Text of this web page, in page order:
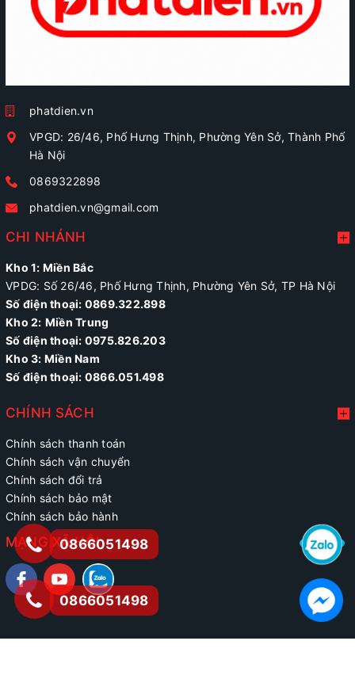
phatdien.vn
VPGD: 26/46, Phố Hưng Thịnh, Phường Yên Sở, Thành Phố
Hà Nội
0869322898
phatdien.vn@gmail.com
CHI NHÁNH
Kho 1: Miền Bắc
VPDG: Số 26/46, Phố Hưng Thịnh, Phường Yên Sở, TP Hà Nội
Số điện thoại: 0869.322.898
Kho 2: Miền Trung
Số điện thoại: 0975.826.203
Kho 3: Miền Nam
Số điện thoại: 0866.051.498
CHÍNH SÁCH
Chính sách thanh toán
Chính sách vận chuyển
Chính sách đổi trả
Chính sách bảo mật
Chính sách bảo hành
MẠNG XÃ HỘI
0866051498
0866051498